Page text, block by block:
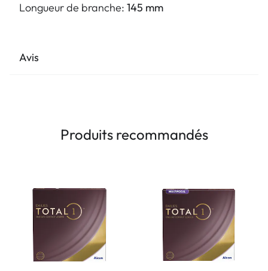
Longueur de branche: 145 mm
Avis
Produits recommandés